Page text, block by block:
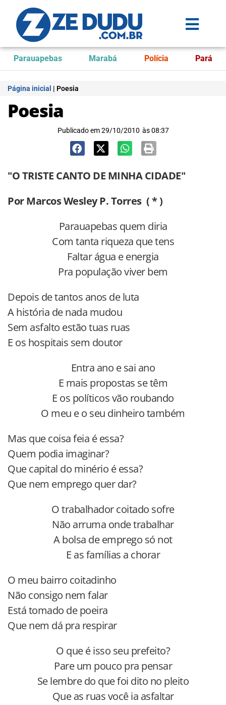
Parauapebas Marabá Polícia Pará
Página inicial | Poesia
Poesia
Publicado em 29/10/2010 às 08:37
"O TRISTE CANTO DE MINHA CIDADE"
Por Marcos Wesley P. Torres ( * )
Parauapebas quem diria
Com tanta riqueza que tens
Faltar água e energia
Pra população viver bem
Depois de tantos anos de luta
A história de nada mudou
Sem asfalto estão tuas ruas
E os hospitais sem doutor
Entra ano e sai ano
E mais propostas se têm
E os políticos vão roubando
O meu e o seu dinheiro também
Mas que coisa feia é essa?
Quem podia imaginar?
Que capital do minério é essa?
Que nem emprego quer dar?
O trabalhador coitado sofre
Não arruma onde trabalhar
A bolsa de emprego só not
E as famílias a chorar
O meu bairro coitadinho
Não consigo nem falar
Está tomado de poeira
Que nem dá pra respirar
O que é isso seu prefeito?
Pare um pouco pra pensar
Se lembre do que foi dito no pleito
Que as ruas você ia asfaltar